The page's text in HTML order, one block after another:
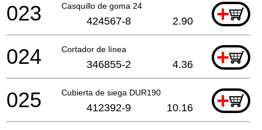
Casquillo de goma 24 +
023 424567-8 2.90
Cortador de línea +
024 346855-2 4.36
Cubierta de siega DUR190 +
025 412392-9 10.16